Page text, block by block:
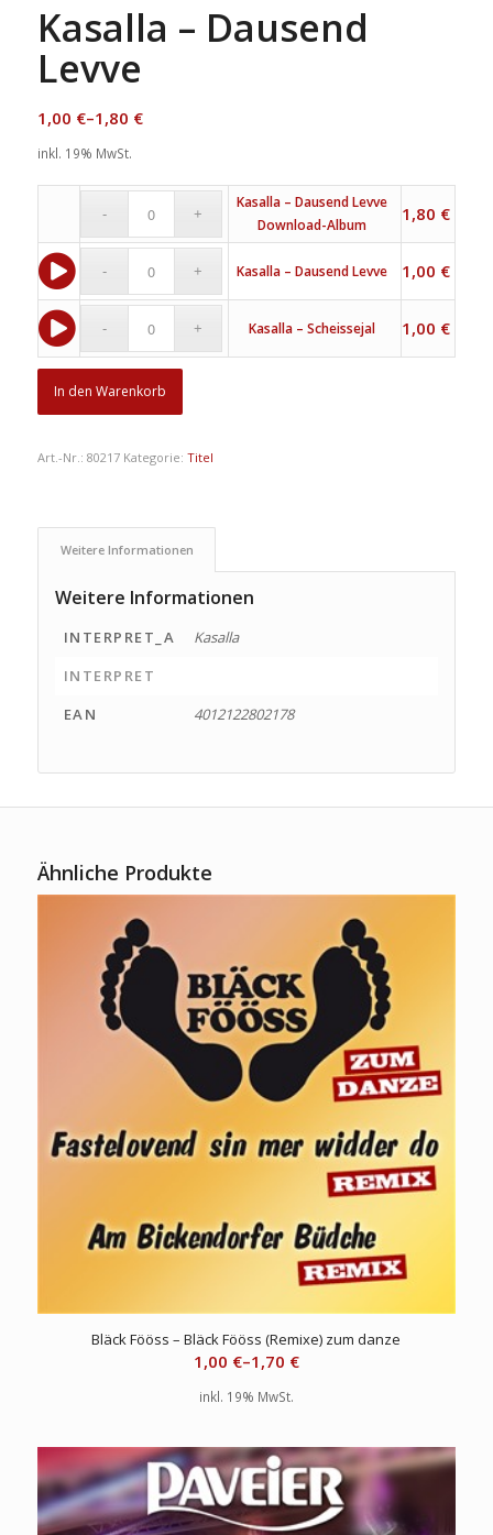
Kasalla – Dausend
Levve
1,00 €–1,80 €
inkl. 19% MwSt.
Kasalla – Dausend Levve
Download-Album
1,80 €
Kasalla – Dausend Levve 1,00 €
Kasalla – Scheissejal 1,00 €
In den Warenkorb
Art.-Nr.: 80217 Kategorie: Titel
Weitere Informationen
Weitere Informationen
INTERPRET_A
Kasalla
INTERPRET
EAN
4012122802178
Ähnliche Produkte
Bläck Fööss – Bläck Fööss (Remixe) zum danze
1,00 €–1,70 €
inkl. 19% MwSt.